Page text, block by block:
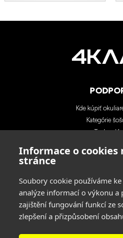
Informace o cookies
stránce
Soubory cookie používáme
analýze informací o výkonu a
zajištění fungování funkcí ze
zlepšení a přizpůsobení
Kde kúpiť
Kategórie
Kontakty
INA SPORT
Adresa: Hlavní 729/114,